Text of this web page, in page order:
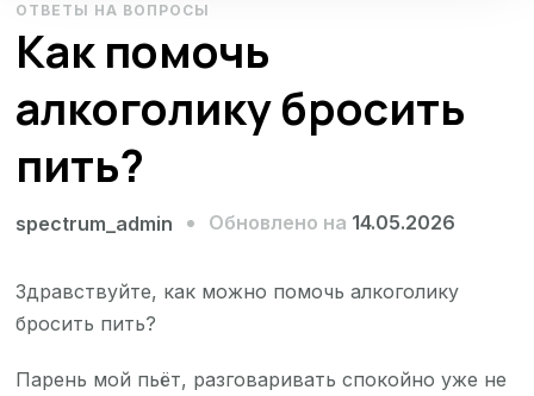
ОТВЕТЫ НА ВОПРОСЫ
Как помочь
алкоголику бросить
пить?
spectrum_admin Обновлено на 14.05.2026
Здравствуйте, как можно помочь алкоголику
бросить пить?
Парень мой пьёт, разговаривать спокойно уже не